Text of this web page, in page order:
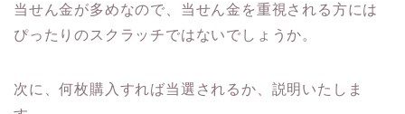
当せん金が多めなので、当せん金を重視される方には
ぴったりのスクラッチではないでしょうか。
次に、何枚購入すれば当選されるか、説明いたしま